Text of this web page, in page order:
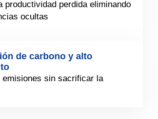
productividad perdida eliminando
ocultas
de carbono y alto
emisiones sin sacrificar la